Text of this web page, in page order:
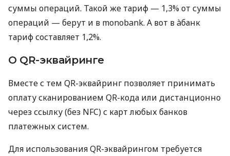
суммы операций. Такой же тариф — 1,3% от суммы
операций — берут и в monobank. А вот в àбанк
тариф составляет 1,2%.
О QR-эквайринге
Вместе с тем QR-эквайринг позволяет принимать
оплату сканированием QR-кода или дистанционно
через ссылку (без NFC) с карт любых банков
платежных систем.
Для использования QR-эквайрингом требуется